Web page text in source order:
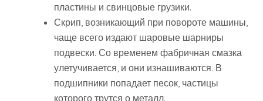
пластины и свинцовые грузики.
Скрип, возникающий при повороте машины,
чаще всего издают шаровые шарниры
подвески. Со временем фабричная смазка
улетучивается, и они изнашиваются. В
подшипники попадает песок, частицы
которого трутся о металл.